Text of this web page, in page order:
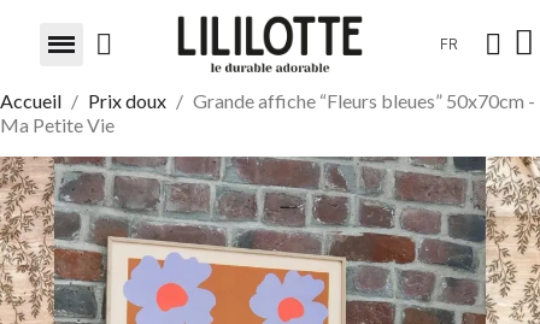
FR
Accueil Prix doux
Grande affiche “Fleurs bleues” 50x70cm -
Ma Petite Vie